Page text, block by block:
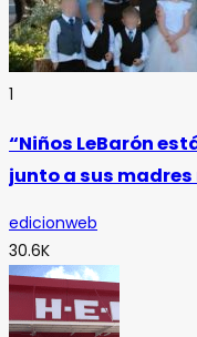
1
“Niños LeBarón
junto a sus
edicionweb
30.6K